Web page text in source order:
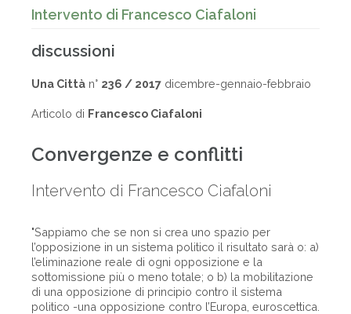
Intervento di Francesco Ciafaloni
discussioni
Una Città n° 236 / 2017 dicembre-gennaio-febbraio
Articolo di Francesco Ciafaloni
Convergenze e conflitti
Intervento di Francesco Ciafaloni
"Sappiamo che se non si crea uno spazio per
l’opposizione in un sistema politico il risultato sarà o: a)
l’eliminazione reale di ogni opposizione e la
sottomissione più o meno totale; o b) la mobilitazione
di una opposizione di principio contro il sistema
politico -una opposizione contro l’Europa, euroscettica.